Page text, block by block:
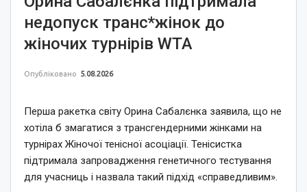
недопуск транс*жінок до
жіночих турнірів WTA
Опубліковано 5.08.2026
Перша ракетка світу Орина Сабалєнка заявила, що не
хотіла б змагатися з трансгендерними жінками на
турнірах Жіночої тенісної асоціації. Тенісистка
підтримала запровадження генетичного тестування
для учасниць і назвала такий підхід «справедливим».